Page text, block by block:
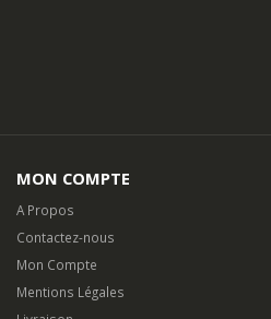
MON COMPTE
A Propos
Contactez-nous
Mon Compte
Mentions Légales